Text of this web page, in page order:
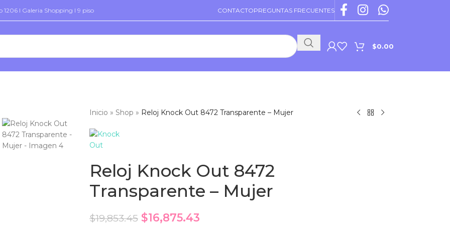
1206 I Galeria Shopping I 9 piso CONTACTOPREGUNTAS FRECUENTES
$0.00
Inicio » Shop » Reloj Knock Out 8472 Transparente – Mujer
Reloj Knock Out 8472
Transparente – Mujer
$19,853.45 $16,875.43